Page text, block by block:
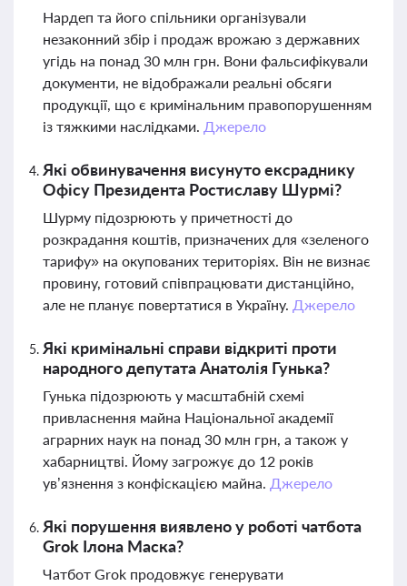
Нардеп та його спільники організували
незаконний збір і продаж врожаю з державних
угідь на понад 30 млн грн. Вони фальсифікували
документи, не відображали реальні обсяги
продукції, що є кримінальним правопорушенням
із тяжкими наслідками. Джерело
Які обвинувачення висунуто ексраднику
Офісу Президента Ростиславу Шурмі?
Шурму підозрюють у причетності до
розкрадання коштів, призначених для «зеленого
тарифу» на окупованих територіях. Він не визнає
провину, готовий співпрацювати дистанційно,
але не планує повертатися в Україну. Джерело
Які кримінальні справи відкриті проти
народного депутата Анатолія Гунька?
Гунька підозрюють у масштабній схемі
привласнення майна Національної академії
аграрних наук на понад 30 млн грн, а також у
хабарництві. Йому загрожує до 12 років
ув’язнення з конфіскацією майна. Джерело
Які порушення виявлено у роботі чатбота
Grok Ілона Маска?
Чатбот Grok продовжує генерувати